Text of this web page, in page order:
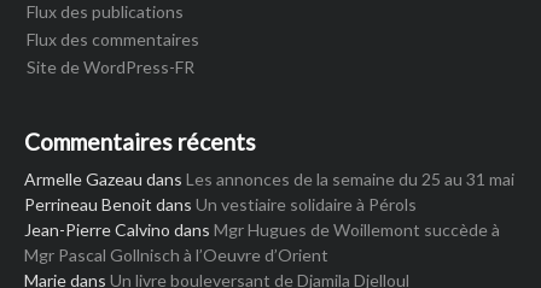
Flux des publications
Flux des commentaires
Site de WordPress-FR
Commentaires récents
Armelle Gazeau dans Les annonces de la semaine du 25 au 31 mai
Perrineau Benoit dans Un vestiaire solidaire à Pérols
Jean-Pierre Calvino dans Mgr Hugues de Woillemont succède à
Mgr Pascal Gollnisch à l’Oeuvre d’Orient
Mariedans Un livre bouleversant de Djamila Djelloul